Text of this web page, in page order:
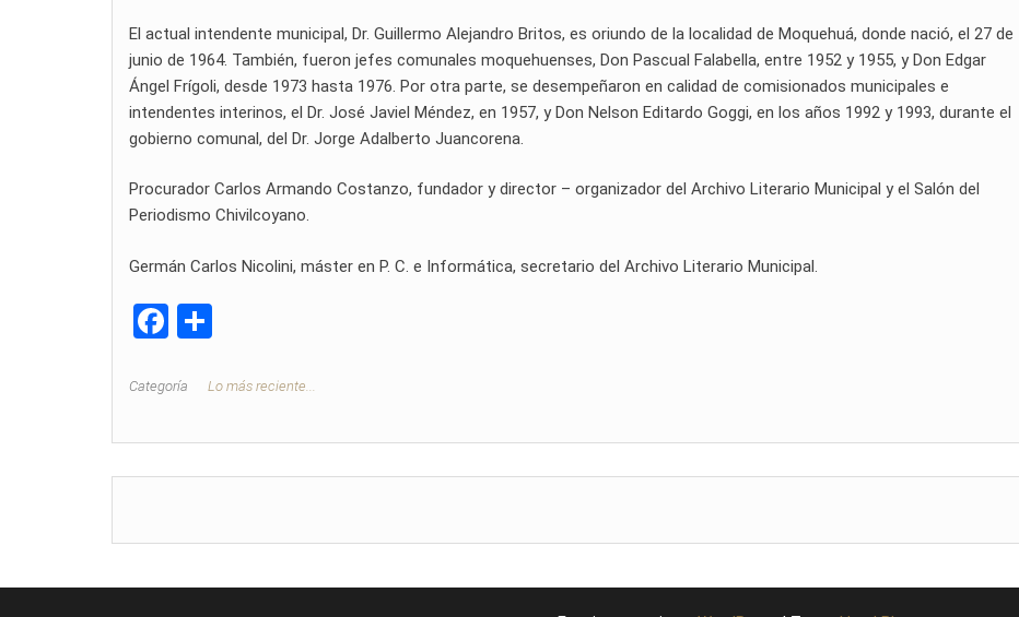
El actual intendente municipal, Dr. Guillermo Alejandro Britos, es oriundo de la localidad de Moquehuá, donde nació, el 27 de
junio de 1964. También, fueron jefes comunales moquehuenses, Don Pascual Falabella, entre 1952 y 1955, y Don Edgar
Ángel Frígoli, desde 1973 hasta 1976. Por otra parte, se desempeñaron en calidad de comisionados municipales e
intendentes interinos, el Dr. José Javiel Méndez, en 1957, y Don Nelson Editardo Goggi, en los años 1992 y 1993, durante el
gobierno comunal, del Dr. Jorge Adalberto Juancorena.
Procurador Carlos Armando Costanzo, fundador y director – organizador del Archivo Literario Municipal y el Salón del
Periodismo Chivilcoyano.
Germán Carlos Nicolini, máster en P. C. e Informática, secretario del Archivo Literario Municipal.
F
ce
m
Categoría Lo más reciente...